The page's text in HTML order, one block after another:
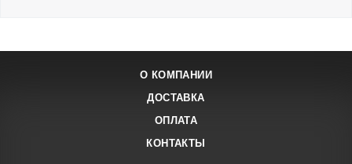
О КОМПАНИИ
ДОСТАВКА
ОПЛАТА
КОНТАКТЫ